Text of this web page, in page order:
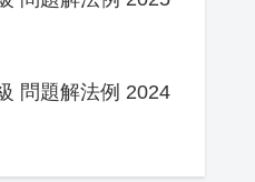
問題解法例 2024